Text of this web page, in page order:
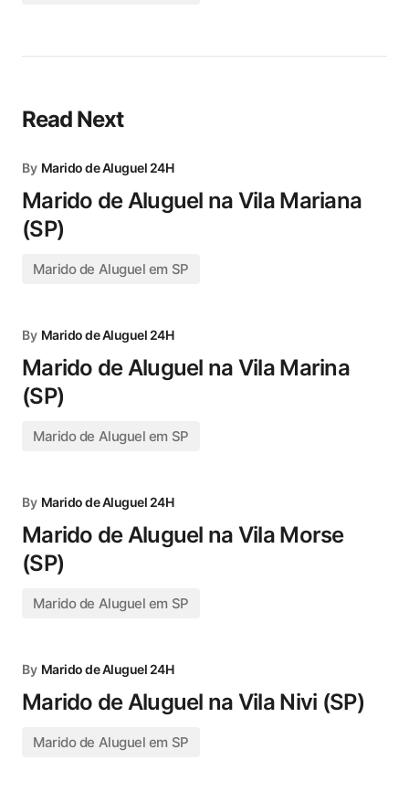
Read Next
By Marido de Aluguel 24H
Marido de Aluguel na Vila Mariana
(SP)
Marido de Aluguel em SP
By Marido de Aluguel 24H
Marido de Aluguel na Vila Marina
(SP)
Marido de Aluguel em SP
By Marido de Aluguel 24H
Marido de Aluguel na Vila Morse
(SP)
Marido de Aluguel em SP
By Marido de Aluguel 24H
Marido de Aluguel na Vila Nivi (SP)
Marido de Aluguel em SP